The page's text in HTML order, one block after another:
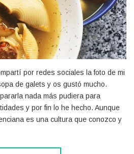
por redes sociales la foto de mi
de galets y os gustó mucho.
nada más pudiera para
y por fin lo he hecho. Aunque
es una cultura que conozco y